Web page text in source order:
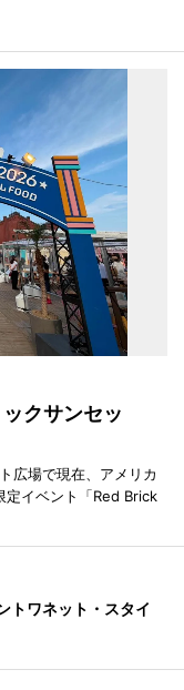
クサンセッ
広場で現在、アメリカ
定イベント「Red Brick
トワネット・スタイ